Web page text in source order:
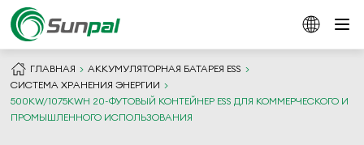
ГЛАВНАЯ
АККУМУЛЯТОРНАЯ БАТАРЕЯ ESS
СИСТЕМА ХРАНЕНИЯ ЭНЕРГИИ
500KW/1075KWH 20-ФУТОВЫЙ КОНТЕЙНЕР ESS ДЛЯ КОММЕРЧЕСКОГО И
ПРОМЫШЛЕННОГО ИСПОЛЬЗОВАНИЯ